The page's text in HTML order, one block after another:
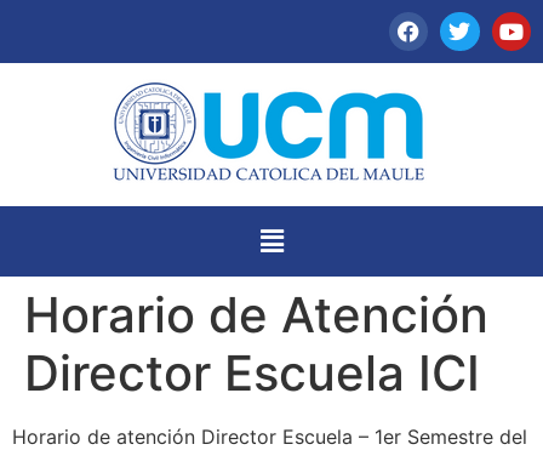
Horario de Atención
Director Escuela ICI
Horario de atención Director Escuela – 1er Semestre del